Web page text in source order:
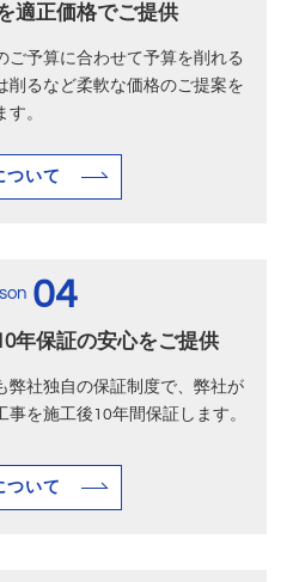
適正価格でご提供
ご予算に合わせて予算を削れる
削るなど柔軟な価格のご提案を
す。
ついて
04
年保証の安心をご提供
弊社独自の保証制度で、弊社が
事を施工後10年間保証します。
ついて